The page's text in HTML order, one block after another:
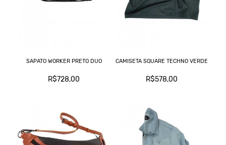
SAPATO WORKER PRETO DUO
R$728,00
CAMISETA SQUARE TECHNO VERDE
R$578,00